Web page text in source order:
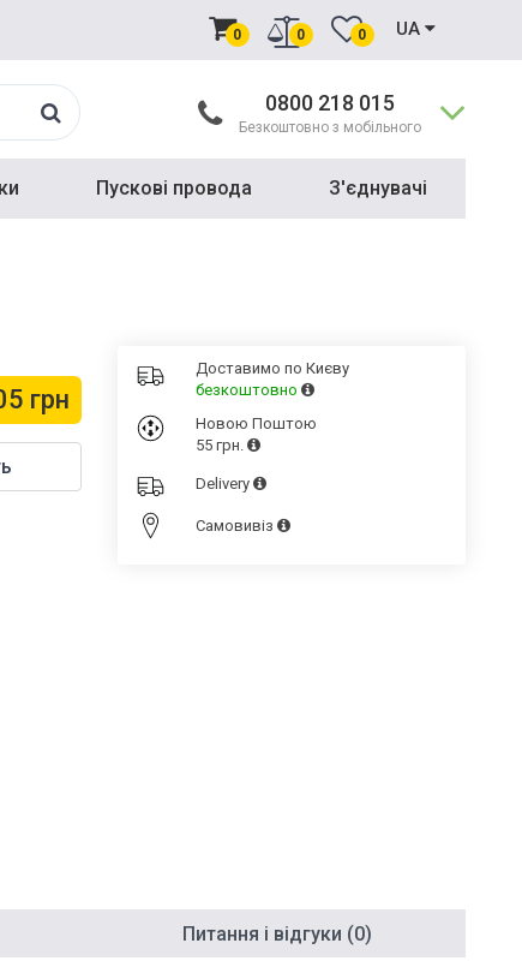
0 0 0 UA
0800 218 015
Безкоштовно з мобільного
Пускові провода З'єднувачі
грн
Доставимо по Києву
безкоштовно
Новою Поштою
55 грн.
Delivery
Cамовивіз
Питання і відгуки (0)